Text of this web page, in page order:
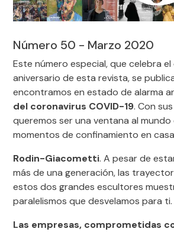
Número 50 - Marzo 2020
Este número especial, que celebra
aniversario de esta revista, se
encontramos en estado de alarma
del coronavirus COVID-19. Con
queremos ser una ventana al
momentos de confinamiento en
Rodin-Giacometti. A pesar de
más de una generación, las
estos dos grandes escultores
paralelismos que desvelamos para ti.
Las empresas, comprometidas